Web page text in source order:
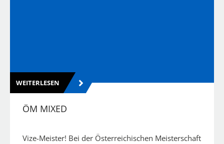
WEITERLESEN
ÖM MIXED
Vize-Meister! Bei der Österreichischen Meisterschaft